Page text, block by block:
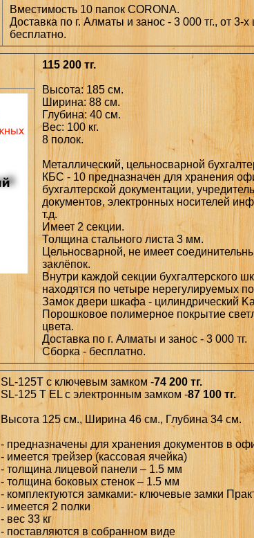
Вместимость 10 папок CORONA.
Доставка по г. Алматы и занос - 3 000 тг., от 3-
бесплатно.
115 200 тг.
Высота: 185 см.
Ширина: 88 см.
Глубина: 40 см.
Вес: 100 кг.
8 полок.
Металлический, цельносварной
КБС - 10 предназначен для хранения
бухгалтерской документации,
документов, электронных носителей
т.д.
Имеет 2 секции.
Толщина стального листа 3 мм.
Цельносварной, не имеет
заклёпок.
Внутри каждой секции бухгалтерского
находятся по четыре нерегулируемых
Замок двери шкафа - цилиндрический
Порошковое полимерное покрытие
цвета.
Доставка по г. Алматы и занос - 3 000 тг.
Сборка - бесплатно.
SL-125T с ключевым замком -74 200 тг.
SL-125 T EL с электронным замком -87 100 тг.
Высота 125 см., Ширина 46 см., Глубина 34 см.
- предназначены для хранения документов в
- имеется трейзер (кассовая ячейка)
- толщина лицевой панели – 1.5 мм
- толщина боковых стенок – 1.5 мм
- комплектуются замками:- ключевые замки
- имеется 2 полки
- вес 33 кг
- поставляются в собранном виде